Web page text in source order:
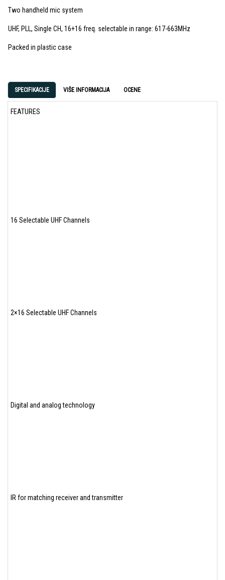
Two handheld mic system
UHF, PLL, Single CH, 16+16 freq. selectable in range: 617-663MHz
Packed in plastic case
SPECIFIKACIJE VIŠE INFORMACIJA OCENE
FEATURES
16 Selectable UHF Channels
2×16 Selectable UHF Channels
Digital and analog technology
IR for matching receiver and transmitter